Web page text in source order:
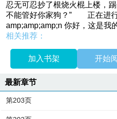
忍无可忍抄了根烧火棍上楼，
不能管好你家狗？” 正在进
amp;amp;amp;n 你好，这是我
相关推荐：
加入书架 开始
最新章节
第203页